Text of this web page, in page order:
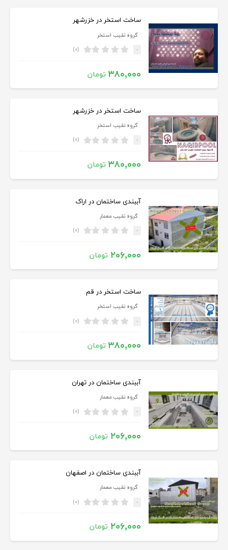
ساخت استخر در خزرشهر
گروه نقیب استخر
- (۰)
۳۸۰,۰۰۰ تومان
ساخت استخر در خزرشهر
گروه نقیب استخر
- (۰)
۳۸۰,۰۰۰ تومان
آببندی ساختمان در اراک
گروه نقیب معمار
- (۰)
۲۰۶,۰۰۰ تومان
ساخت استخر در قم
گروه نقیب استخر
- (۰)
۳۸۰,۰۰۰ تومان
آببندی ساختمان در تهران
گروه نقیب معمار
- (۰)
۲۰۶,۰۰۰ تومان
آببندی ساختمان در اصفهان
گروه نقیب معمار
- (۰)
۲۰۶,۰۰۰ تومان